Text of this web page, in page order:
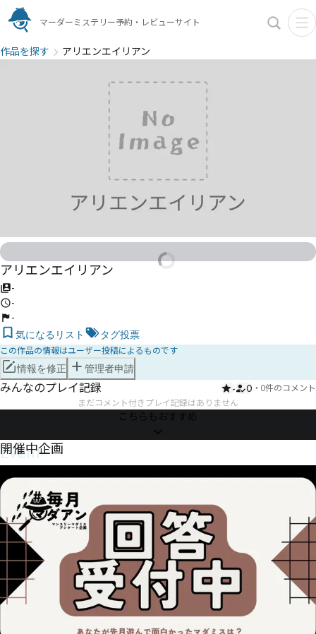
マーダーミステリー予約・レビューサイト
作品を探す アリエンエイリアン
アリエンエイリアン
-
-
-
気になるリスト タグ投票
この作品の情報はユーザー投稿によるものです
情報を修正 管理者申請
みんなのプレイ記録 - 0 ・ 0件のコメント
まだコメント付きプレイ記録はありません
こちらもおすすめ
Event
開催中企画